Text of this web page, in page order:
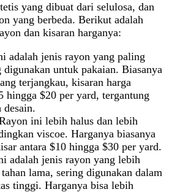
yang dibuat dari selulosa, dan
yang berbeda. Berikut adalah
dan kisaran harganya:
adalah jenis rayon yang paling
digunakan untuk pakaian. Biasanya
terjangkau, kisaran harga
hingga $20 per yard, tergantung
desain.
ini lebih halus dan lebih
viscoe. Harganya biasanya
antara $10 hingga $30 per yard.
adalah jenis rayon yang lebih
lama, sering digunakan dalam
tinggi. Harganya bisa lebih